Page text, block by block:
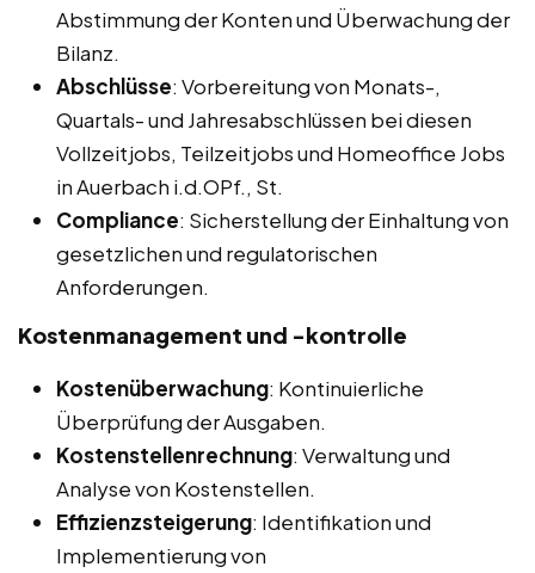
Abstimmung der Konten und Überwachung der
Bilanz.
Abschlüsse: Vorbereitung von Monats-,
Quartals- und Jahresabschlüssen bei diesen
Vollzeitjobs, Teilzeitjobs und Homeoffice Jobs
in Auerbach i.d.OPf., St.
Compliance: Sicherstellung der Einhaltung von
gesetzlichen und regulatorischen
Anforderungen.
Kostenmanagement und -kontrolle
Kostenüberwachung: Kontinuierliche
Überprüfung der Ausgaben.
Kostenstellenrechnung: Verwaltung und
Analyse von Kostenstellen.
Effizienzsteigerung: Identifikation und
Implementierung von